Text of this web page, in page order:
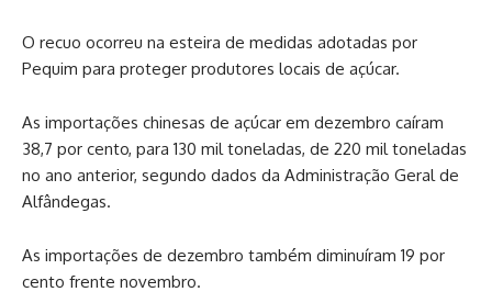
O recuo ocorreu na esteira de medidas adotadas por
Pequim para proteger produtores locais de açúcar.
As importações chinesas de açúcar em dezembro caíram
38,7 por cento, para 130 mil toneladas, de 220 mil toneladas
no ano anterior, segundo dados da Administração Geral de
Alfândegas.
As importações de dezembro também diminuíram 19 por
cento frente novembro.